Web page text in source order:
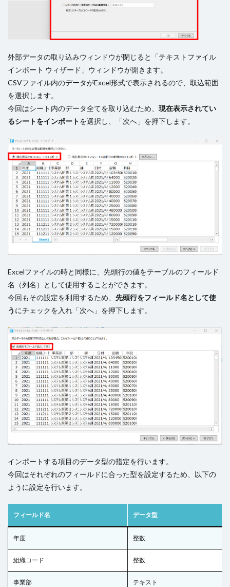
外部データの取り込みウィンドウが閉じると「テキストファイル
インポート ウィザード」ウィンドウが開きます。
CSVファイル内のデータがExcel形式で表示されるので、取込範囲
を選択します。
今回はシート内のデータ全てを取り込むため、 現在表示されてい
るシートをインポートを選択し、「次へ」を押下します。
Excelファイルの時と同様に、先頭行の値をテーブルのフィールド
名（列名）として使用することができます。
今回もその設定を利用するため、 先頭行をフィールド名として使
う にチェックを入れ「次へ」を押下します。
インポートする項目のデータ型の指定を行います。
今回はそれぞれのフィールドに合った型を設定するため、以下の
ように設定を行います。
フィールド名 データ型
年度 整数
組織コード 整数
事業部 テキスト